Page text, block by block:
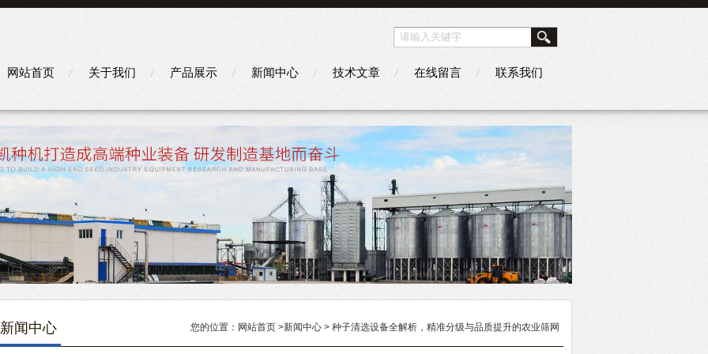
网站首页 关于我们 产品展示 新闻中心 技术文章 在线留言 联系我们
新闻中心 您的位置： 网站首页 >新闻中心 > 种子清选设备全解析，精准分级与品质提升的农业筛网